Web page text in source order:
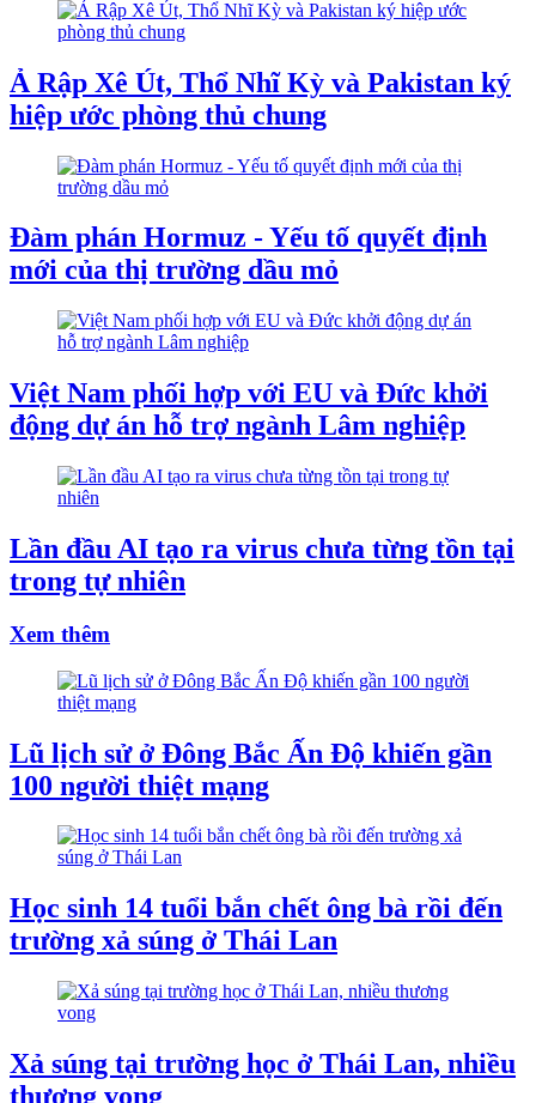
Ả Rập Xê Út, Thổ Nhĩ Kỳ và Pakistan ký
hiệp ước phòng thủ chung
Đàm phán Hormuz - Yếu tố quyết định
mới của thị trường dầu mỏ
Việt Nam phối hợp với EU và Đức khởi
động dự án hỗ trợ ngành Lâm nghiệp
Lần đầu AI tạo ra virus chưa từng tồn tại
trong tự nhiên
Xem thêm
Lũ lịch sử ở Đông Bắc Ấn Độ khiến gần
100 người thiệt mạng
Học sinh 14 tuổi bắn chết ông bà rồi đến
trường xả súng ở Thái Lan
Xả súng tại trường học ở Thái Lan, nhiều
thương vong